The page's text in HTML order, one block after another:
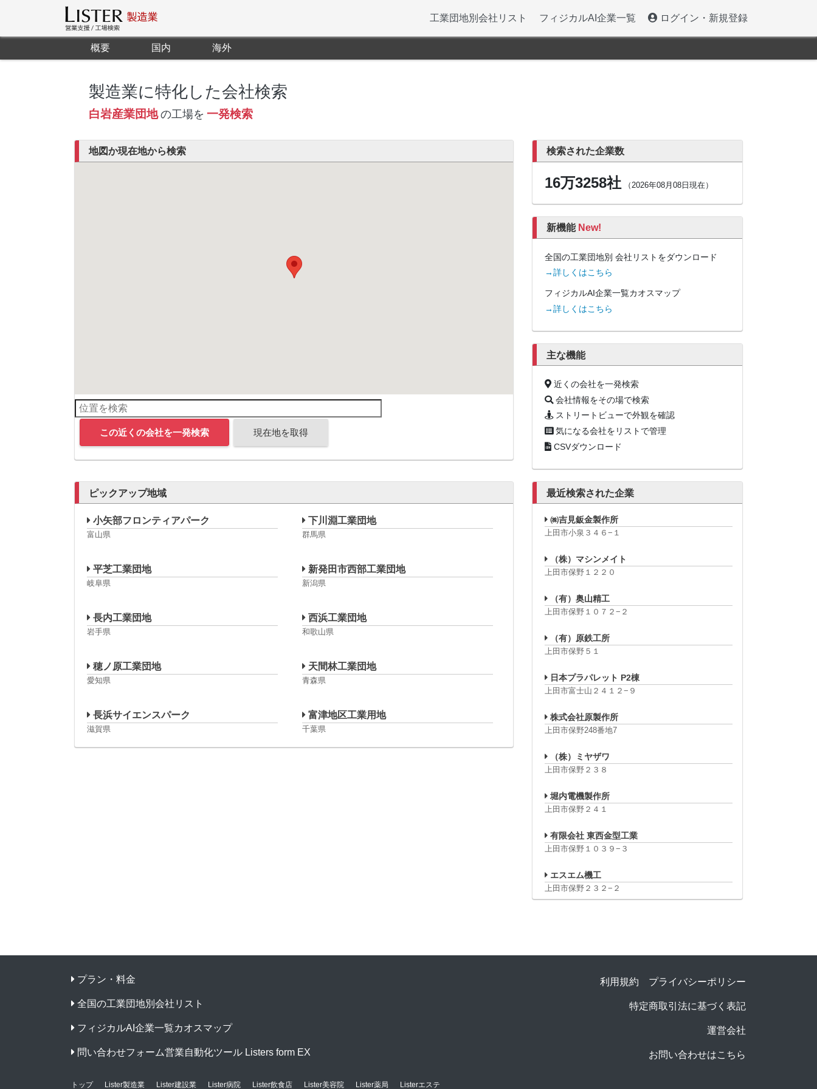
工業団地別会社リスト フィジカルAI企業一覧 ログイン・新規登録
概要 国内 海外
製造業に特化した会社検索
白岩産業団地 の工場を 一発検索
地図か現在地から検索
この近くの会社を一発検索 現在地を取得
検索された企業数
16万3258社 （2026年08月08日現在）
新機能 New!
全国の工業団地別 会社リストをダウンロード
→詳しくはこちら
フィジカルAI企業一覧カオスマップ
→詳しくはこちら
主な機能
近くの会社を一発検索
会社情報をその場で検索
ストリートビューで外観を確認
気になる会社をリストで管理
CSVダウンロード
ピックアップ地域
小矢部フロンティアパーク
富山県
下川淵工業団地
群馬県
平芝工業団地
岐阜県
新発田市西部工業団地
新潟県
長内工業団地
岩手県
西浜工業団地
和歌山県
穂ノ原工業団地
愛知県
天間林工業団地
青森県
長浜サイエンスパーク
滋賀県
富津地区工業用地
千葉県
最近検索された企業
㈱吉見鈑金製作所
上田市小泉３４６−１
（株）マシンメイト
上田市保野１２２０
（有）奥山精工
上田市保野１０７２−２
（有）原鉄工所
上田市保野５１
日本プラパレット P2棟
上田市富士山２４１２−９
株式会社原製作所
上田市保野248番地7
（株）ミヤザワ
上田市保野２３８
堀内電機製作所
上田市保野２４１
有限会社 東西金型工業
上田市保野１０３９−３
エスエム機工
上田市保野２３２−２
プラン・料金
全国の工業団地別会社リスト
フィジカルAI企業一覧カオスマップ
問い合わせフォーム営業自動化ツール Listers form EX
トップ Lister製造業 Lister建設業 Lister病院 Lister飲食店 Lister美容院 Lister薬局 Listerエステ
利用規約 プライバシーポリシー
特定商取引法に基づく表記
運営会社
お問い合わせはこちら